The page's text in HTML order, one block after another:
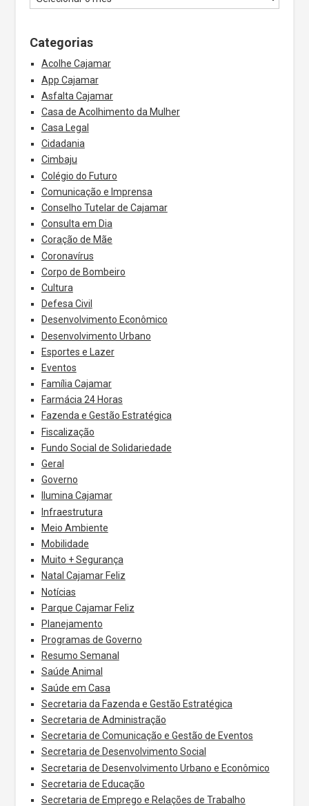
Categorias
Acolhe Cajamar
App Cajamar
Asfalta Cajamar
Casa de Acolhimento da Mulher
Casa Legal
Cidadania
Cimbaju
Colégio do Futuro
Comunicação e Imprensa
Conselho Tutelar de Cajamar
Consulta em Dia
Coração de Mãe
Coronavírus
Corpo de Bombeiro
Cultura
Defesa Civil
Desenvolvimento Econômico
Desenvolvimento Urbano
Esportes e Lazer
Eventos
Família Cajamar
Farmácia 24 Horas
Fazenda e Gestão Estratégica
Fiscalização
Fundo Social de Solidariedade
Geral
Governo
Ilumina Cajamar
Infraestrutura
Meio Ambiente
Mobilidade
Muito + Segurança
Natal Cajamar Feliz
Notícias
Parque Cajamar Feliz
Planejamento
Programas de Governo
Resumo Semanal
Saúde Animal
Saúde em Casa
Secretaria da Fazenda e Gestão Estratégica
Secretaria de Administração
Secretaria de Comunicação e Gestão de Eventos
Secretaria de Desenvolvimento Social
Secretaria de Desenvolvimento Urbano e Econômico
Secretaria de Educação
Secretaria de Emprego e Relações de Trabalho